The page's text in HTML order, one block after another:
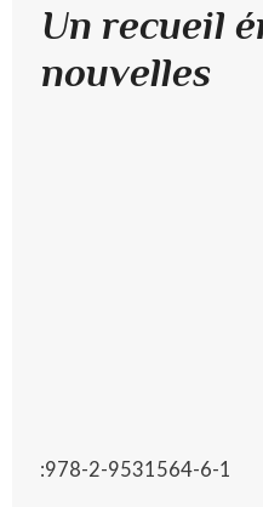
Un recueil
nouvelles
:978-2-9531564-6-1